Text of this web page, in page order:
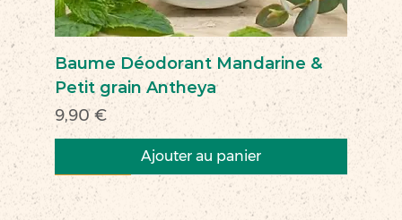
Baume Déodorant Mandarine &
Petit grain Antheya
Prix
9,90 €
Ajouter au panier
Nouveau
Nouveau
Nouveau
Nouveau
Nouveau
Nouveau
Nouveau
Nouveauté
Nouveau
Nouveau
Commerce équitable
Nouveau